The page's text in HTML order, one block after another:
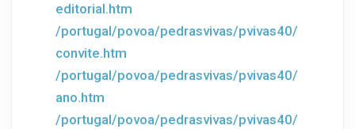
editorial.htm
/portugal/povoa/pedrasvivas/pvivas40/
convite.htm
/portugal/povoa/pedrasvivas/pvivas40/
ano.htm
/portugal/povoa/pedrasvivas/pvivas40/